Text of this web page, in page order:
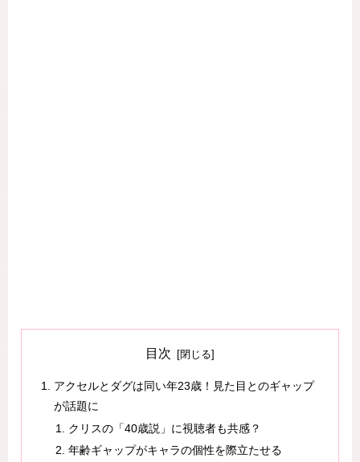
目次
アクセルとダグは同い年23歳！見た目とのギャップ
が話題に
クリスの「40歳説」に視聴者も共感？
年齢ギャップがキャラの個性を際立たせる